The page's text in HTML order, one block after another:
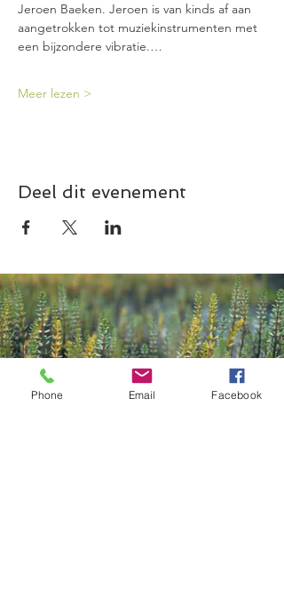
Jeroen Baeken. Jeroen is van kinds af aan
aangetrokken tot muziekinstrumenten met
een bijzondere vibratie.…
Meer lezen >
Deel dit evenement
Phone Email Facebook